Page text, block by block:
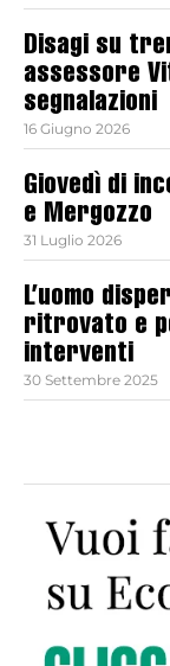
Disagi su
assessore
segnalazioni
16 Giugno 2026
Giovedì di
e Mergozzo
31 Luglio 2026
L’uomo
ritrovato e
interventi
30 Settembre 2025